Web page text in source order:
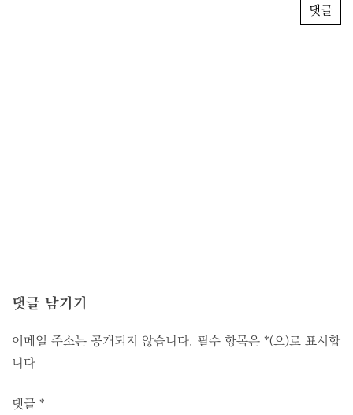
댓글
댓글 남기기
이메일 주소는 공개되지 않습니다. 필수 항목은 *(으)로 표시합
니다
댓글 *